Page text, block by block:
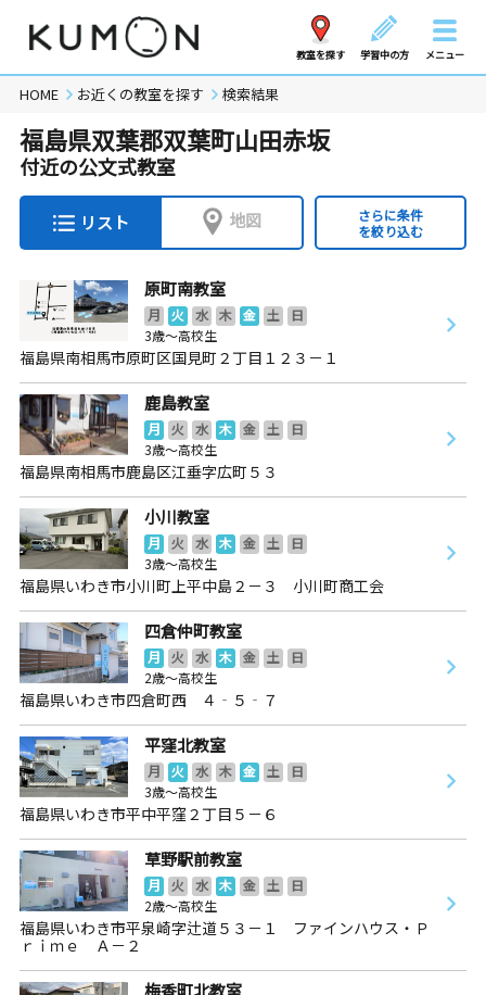
教室を探す 学習中の方 メニュー
HOME お近くの教室を探す 検索結果
福島県双葉郡双葉町山田赤坂
付近の公文式教室
リスト 地図
さらに条件
を絞り込む
原町南教室
月 火 水 木 金 土
日
3歳～高校生
福島県南相馬市原町区国見町２丁目１２３－１
鹿島教室
月 火 水 木 金 土
日
3歳～高校生
福島県南相馬市鹿島区江垂字広町５３
小川教室
月 火 水 木 金 土
日
3歳～高校生
福島県いわき市小川町上平中島２－３ 小川町商工会
四倉仲町教室
月 火 水 木 金 土
日
2歳～高校生
福島県いわき市四倉町西 ４‐５‐７
平窪北教室
月 火 水 木 金 土
日
3歳～高校生
福島県いわき市平中平窪２丁目５－６
草野駅前教室
月 火 水 木 金 土
日
2歳～高校生
福島県いわき市平泉崎字辻道５３－１ ファインハウス・Ｐ
ｒｉｍｅ Ａ－２
梅香町北教室